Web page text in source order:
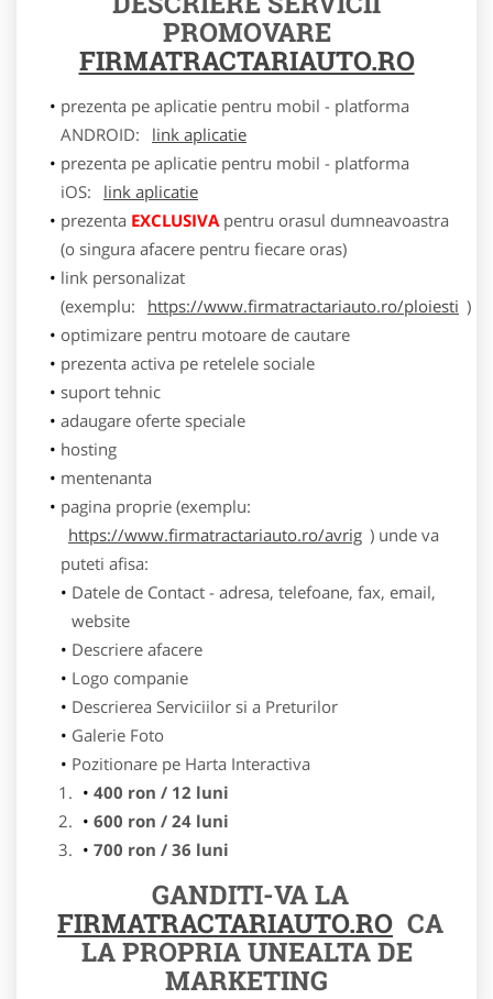
PROMOVARE
FIRMATRACTARIAUTO.RO
prezenta pe aplicatie pentru mobil - platforma
ANDROID:
link aplicatie
prezenta pe aplicatie pentru mobil - platforma
iOS:
link aplicatie
prezenta EXCLUSIVApentru orasul dumneavoastra
(o singura afacere pentru fiecare oras)
link personalizat
(exemplu:
https://www.firmatractariauto.ro/ploiesti )
optimizare pentru motoare de cautare
prezenta activa pe retelele sociale
suport tehnic
adaugare oferte speciale
hosting
mentenanta
pagina proprie (exemplu:
https://www.firmatractariauto.ro/avrig ) unde va
puteti afisa:
Datele de Contact - adresa, telefoane, fax, email,
website
Descriere afacere
Logo companie
Descrierea Serviciilor si a Preturilor
Galerie Foto
Pozitionare pe Harta Interactiva
400 ron / 12 luni
600 ron / 24 luni
700 ron / 36 luni
GANDITI-VA LA
FIRMATRACTARIAUTO.RO CA
LA PROPRIA UNEALTA DE
MARKETING